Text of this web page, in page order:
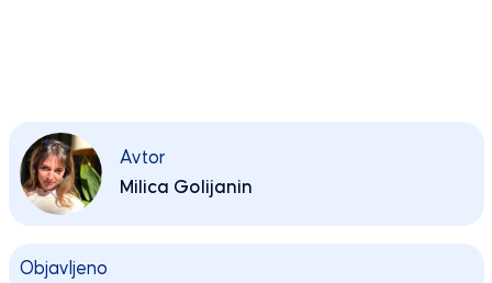
Avtor
Milica Golijanin
Objavljeno